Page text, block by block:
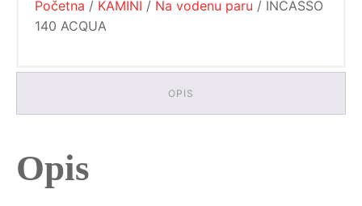
Početna / KAMINI / Na vodenu paru / INCASSO
140 ACQUA
OPIS
Opis